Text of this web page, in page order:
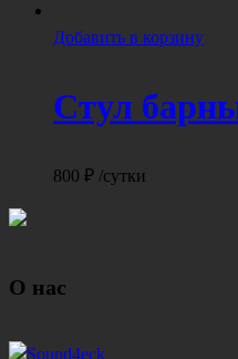
Добавить в корзину
Стул
800 ₽ /сутки
О нас